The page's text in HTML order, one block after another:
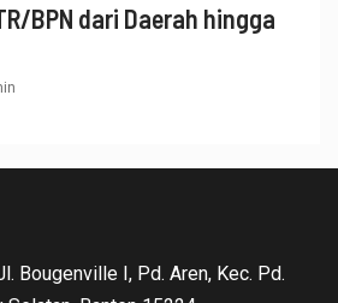
BPN dari Daerah hingga
Bougenville I, Pd. Aren, Kec. Pd.